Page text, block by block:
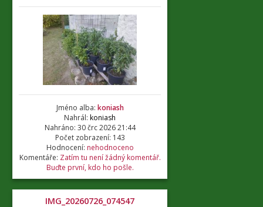
Jméno alba: koniash
Nahrál: koniash
Nahráno: 30 črc 2026 21:44
Počet zobrazení: 143
Hodnocení: nehodnoceno
Komentáře: Zatím tu není žádný komentář.
Buďte první, kdo ho pošle.
IMG_20260726_074547